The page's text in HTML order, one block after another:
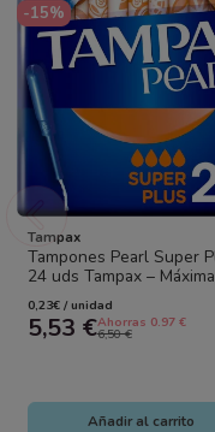
-15%
Tampax
Tampones Pearl Super
24 uds Tampax – Máxima
protección para flujo
abundante
0,23€ / unidad
5,53 €Ahorras 0.97 €
6,50 €
Añadir al carrito